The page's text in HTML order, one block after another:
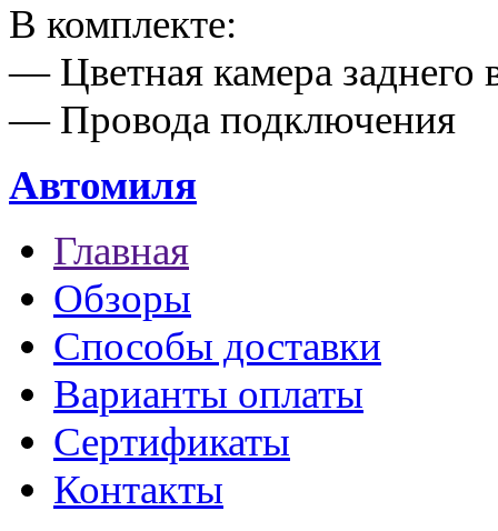
В комплекте:
— Цветная камера заднего
— Провода подключения
Автомиля
Главная
Обзоры
Способы доставки
Варианты оплаты
Сертификаты
Контакты